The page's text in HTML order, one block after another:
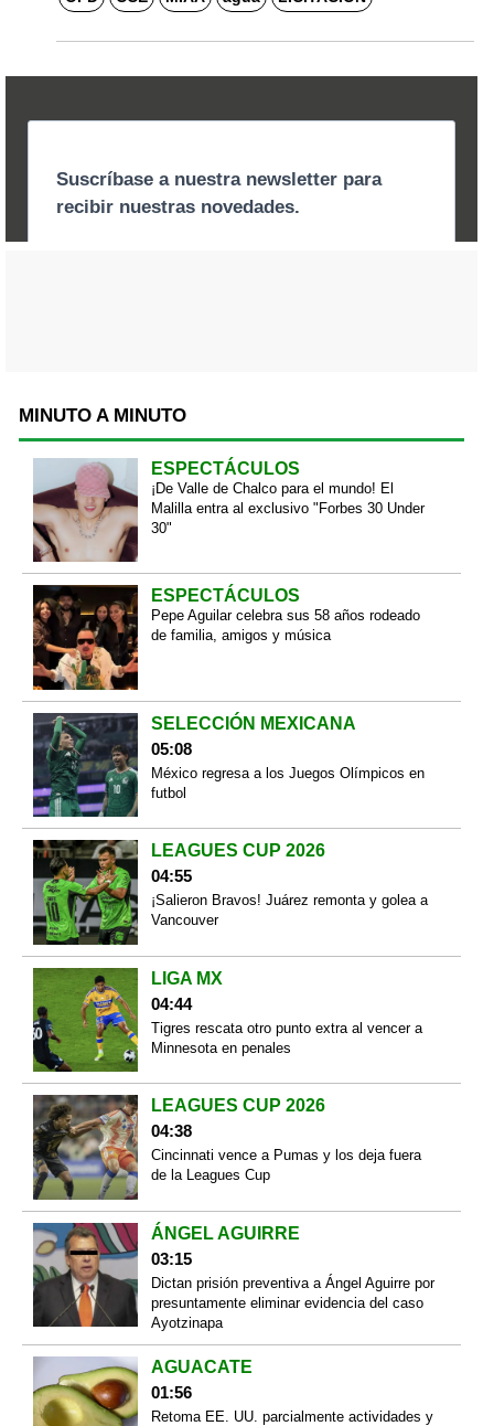
MINUTO A MINUTO
ESPECTÁCULOS
¡De Valle de Chalco para el mundo! El
Malilla entra al exclusivo "Forbes 30 Under
30"
ESPECTÁCULOS
Pepe Aguilar celebra sus 58 años rodeado
de familia, amigos y música
SELECCIÓN MEXICANA
05:08
México regresa a los Juegos Olímpicos en
futbol
LEAGUES CUP 2026
04:55
¡Salieron Bravos! Juárez remonta y golea a
Vancouver
LIGA MX
04:44
Tigres rescata otro punto extra al vencer a
Minnesota en penales
LEAGUES CUP 2026
04:38
Cincinnati vence a Pumas y los deja fuera
de la Leagues Cup
ÁNGEL AGUIRRE
03:15
Dictan prisión preventiva a Ángel Aguirre por
presuntamente eliminar evidencia del caso
Ayotzinapa
AGUACATE
01:56
Retoma EE. UU. parcialmente actividades y